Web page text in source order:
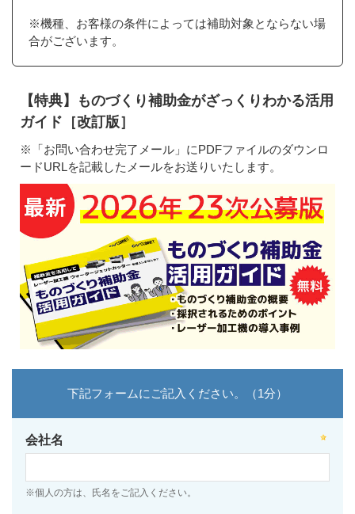
※機種、お客様の条件によっては補助対象とならない場
合がございます。
【特典】ものづくり補助金がざっくりわかる活用
ガイド［改訂版］
※「お問い合わせ完了メール」にPDFファイルのダウンロ
ードURLを記載したメールをお送りいたします。
下記フォームにご記入ください。（1分）
会社名
※個人の方は、氏名をご記入ください。